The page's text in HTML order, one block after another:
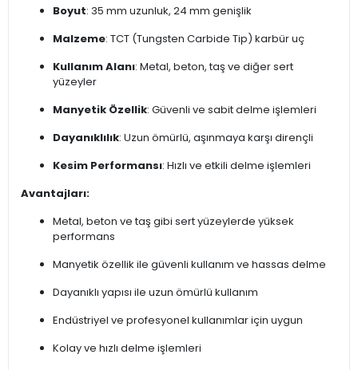
Boyut: 35 mm uzunluk, 24 mm genişlik
Malzeme: TCT (Tungsten Carbide Tip) karbür uç
Kullanım Alanı: Metal, beton, taş ve diğer sert
yüzeyler
Manyetik Özellik: Güvenli ve sabit delme işlemleri
Dayanıklılık: Uzun ömürlü, aşınmaya karşı dirençli
Kesim Performansı: Hızlı ve etkili delme işlemleri
Avantajları:
Metal, beton ve taş gibi sert yüzeylerde yüksek
performans
Manyetik özellik ile güvenli kullanım ve hassas delme
Dayanıklı yapısı ile uzun ömürlü kullanım
Endüstriyel ve profesyonel kullanımlar için uygun
Kolay ve hızlı delme işlemleri